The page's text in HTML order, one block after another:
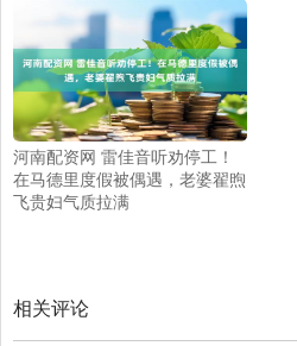
河南配资网 雷佳音听劝停工！
在马德里度假被偶遇，老婆翟煦
飞贵妇气质拉满
相关评论